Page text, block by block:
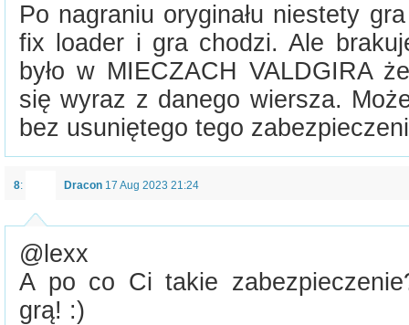
Po nagraniu oryginału niestety
fix loader i gra chodzi. Ale
było w MIECZACH VALDGIRA
się wyraz z danego wiersza.
bez usuniętego tego
8: Dracon 17 Aug 2023 21:24
@lexx
A po co Ci takie
grą! :)